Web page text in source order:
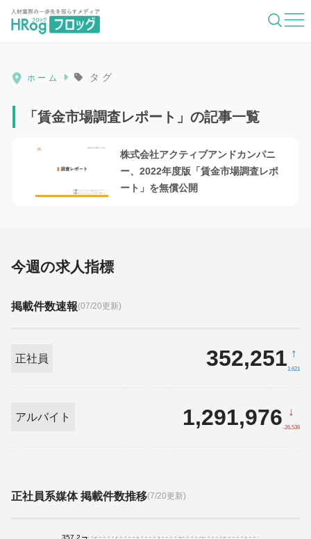
HRog | 人材業界の一歩先を照らすメディ
ホーム タグ
「賃金市場調査レポート」の記事一覧
株式会社アクティブアンドカンパニ
ー、2022年度版「賃金市場調査レポ
ート」を無償公開
今週の求人指標
掲載件数速報(07/20更新)
正社員 352,251 ↑
1,621
アルバイト 1,291,976 ↓
-26,536
正社員系媒体 掲載件数推移(7/20更新)
357.2